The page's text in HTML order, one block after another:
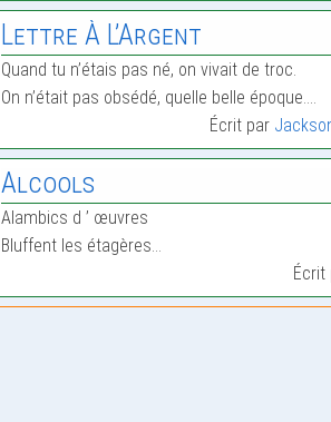
Lettre À L’Argent
Quand tu n’étais pas né, on vivait de troc.
On n’était pas obsédé, quelle belle époque.…
Écrit par
Alcools
Alambics d ’ œuvres
Bluffent les étagères…
Écrit